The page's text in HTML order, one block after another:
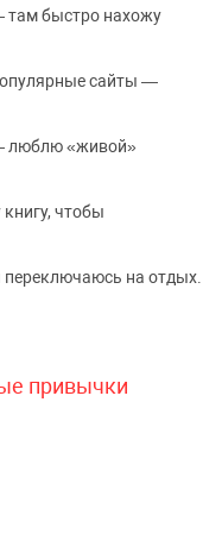
там быстро нахожу
сайты —
люблю «живой»
чтобы
на отдых.
привычки